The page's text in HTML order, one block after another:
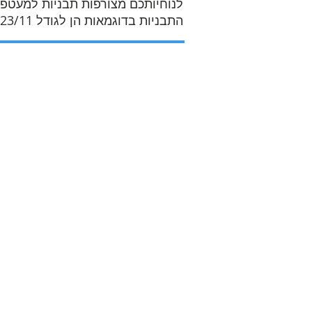
לנוחיותכם מצורפות תבניות למעטפות 2
התבניות בדוגמאות הן לגודל 23/11 ס"מ אך ניתן לשלבם גם בגדלים נוספים: 25/18, 32/24 ועוד.